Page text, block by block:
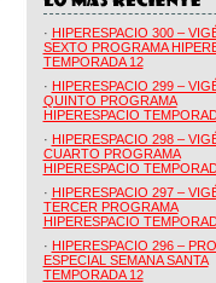
· HIPERESPACIO 300 –
SEXTO PROGRAMA
TEMPORADA 12
· HIPERESPACIO 299 –
QUINTO PROGRAMA
HIPERESPACIO
· HIPERESPACIO 298 –
CUARTO PROGRAMA
HIPERESPACIO
· HIPERESPACIO 297 –
TERCER PROGRAMA
HIPERESPACIO
· HIPERESPACIO 296 –
ESPECIAL SEMANA SANTA
TEMPORADA 12